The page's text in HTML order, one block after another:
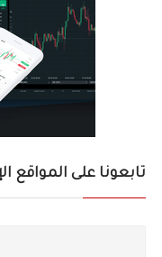
تابعونا على المواقع